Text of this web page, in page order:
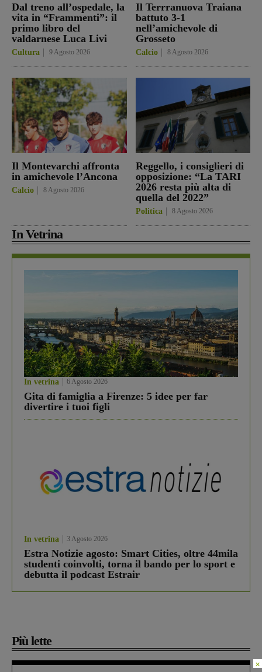
Dal treno all’ospedale, la
vita in “Frammenti”: il
primo libro del
valdarnese Luca Livi
Cultura 9 Agosto 2026
Il Terrranuova Traiana
battuto 3-1
nell’amichevole di
Grosseto
Calcio 8 Agosto 2026
Il Montevarchi affronta
in amichevole l’Ancona
Calcio 8 Agosto 2026
Reggello, i consiglieri di
opposizione: “La TARI
2026 resta più alta di
quella del 2022”
Politica 8 Agosto 2026
In Vetrina
In vetrina 6 Agosto 2026
Gita di famiglia a Firenze: 5 idee per far
divertire i tuoi figli
In vetrina 3 Agosto 2026
Estra Notizie agosto: Smart Cities, oltre 44mila
studenti coinvolti, torna il bando per lo sport e
debutta il podcast Estrair
Più lette
×